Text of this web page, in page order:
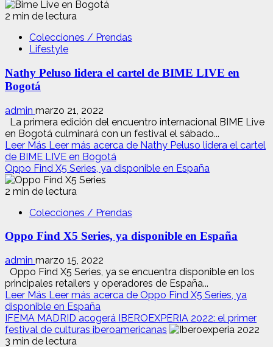
2 min de lectura
Colecciones / Prendas
Lifestyle
Nathy Peluso lidera el cartel de BIME LIVE en
Bogotá
admin marzo 21, 2022
La primera edición del encuentro internacional BIME Live
en Bogotá culminará con un festival el sábado...
Leer Más Leer más acerca de Nathy Peluso lidera el cartel
de BIME LIVE en Bogotá
Oppo Find X5 Series, ya disponible en España
2 min de lectura
Colecciones / Prendas
Oppo Find X5 Series, ya disponible en España
admin marzo 15, 2022
Oppo Find X5 Series, ya se encuentra disponible en los
principales retailers y operadores de España...
Leer Más Leer más acerca de Oppo Find X5 Series, ya
disponible en España
IFEMA MADRID acogerá IBEROEXPERIA 2022: el primer
festival de culturas iberoamericanas
3 min de lectura